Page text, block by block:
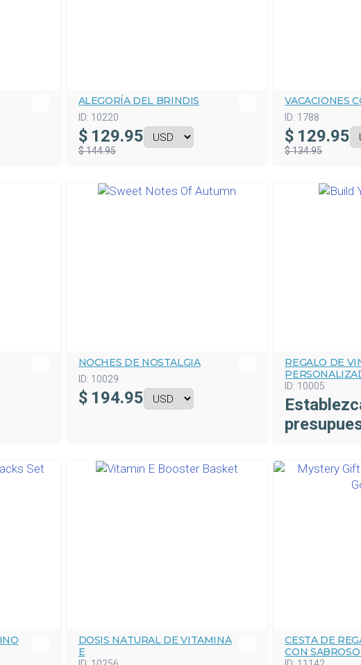
ALEGORÍA DEL BRINDIS
ID: 10220
$ 129.95
$ 144.95
VACACIONES
ID: 1788
$ 129.95
$ 134.95
NOCHES DE NOSTALGIA
ID: 10029
$ 194.95
REGALO DE
ID: 10005
DOSIS NATURAL DE VITAMINA
E
CESTA DE
CON